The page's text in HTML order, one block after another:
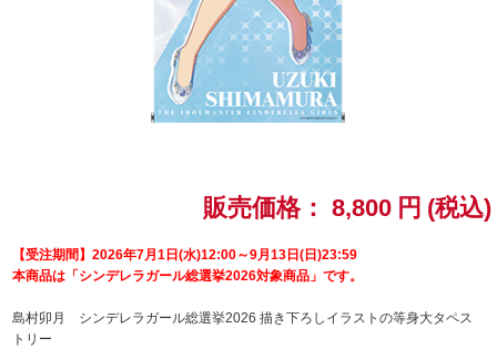
ラブライブ！
ラブライブ！サンシャイン‼
販売価格： 8,800 円 (税込)
【受注期間】2026年7月1日(水)12:00～9月13日(日)23:59
本商品は「シンデレラガール総選挙2026対象商品」です。
島村卯月 シンデレラガール総選挙2026 描き下ろしイラストの等身大タペス
トリー